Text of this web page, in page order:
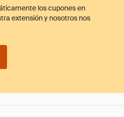
los cupones en
extensión y nosotros nos